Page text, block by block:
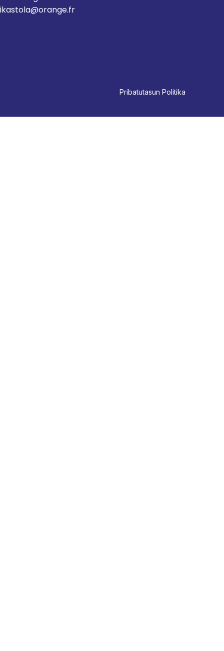
ikastola@orange.fr
Pribatutasun Politika